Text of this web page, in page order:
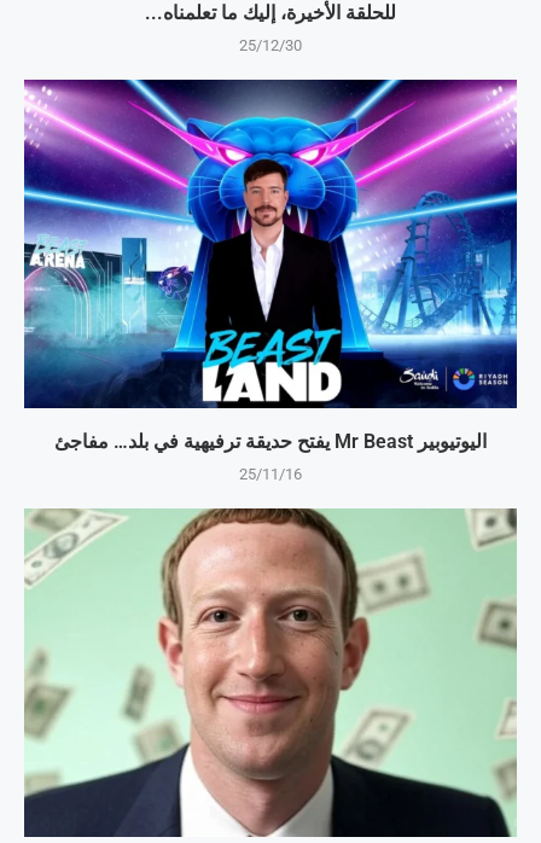
للحلقة الأخيرة، إليك ما تعلمناه...
25/12/30
اليوتيوبير Mr Beast يفتح حديقة ترفيهية في بلد… مفاجئ
25/11/16